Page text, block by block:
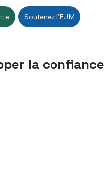
Soutenez l'EJM
la confiance